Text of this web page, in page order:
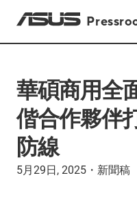
華碩商用全
偕合作夥伴
防線
5月29日, 2025 ・ 新聞稿